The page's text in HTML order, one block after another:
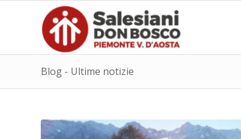
Blog - Ultime notizie